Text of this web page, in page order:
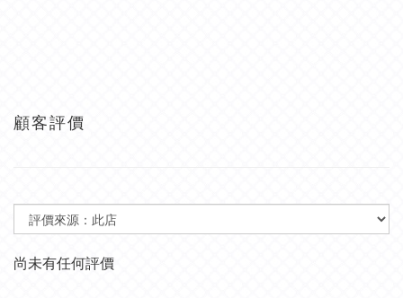
顧客評價
尚未有任何評價